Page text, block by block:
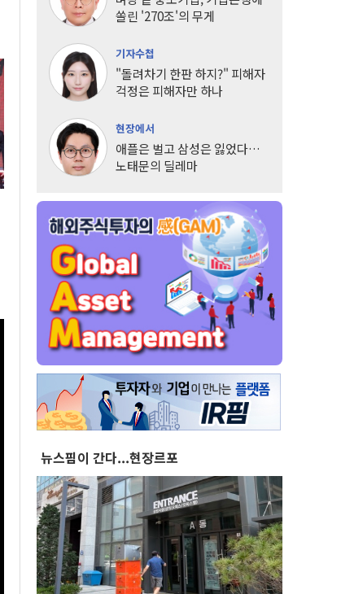
[스팟Live] *풀영상* 한병도 “국민의힘, 말로만
주택 공급…공급 법안 처리 협조하라”｜
26.08.07 더불어민주당 원내대책회의
쏠린 '270조'의 무게
기자수첩
"돌려차기 한판 하지?" 피해자
걱정은 피해자만 하나
현장에서
애플은 벌고 삼성은 잃었다…
노태문의 딜레마
뉴스핌이 간다...현장르포